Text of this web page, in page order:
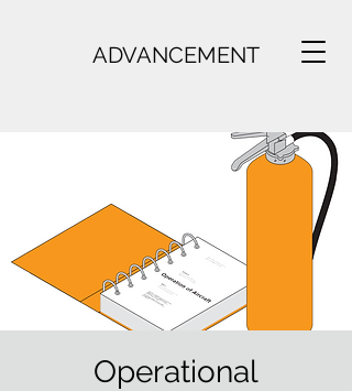
ADVANCEMENT
Operational